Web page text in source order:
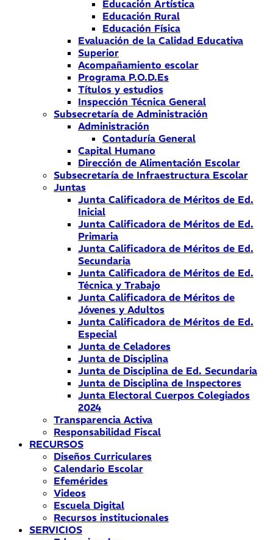
Educación Artística
Educación Rural
Educación Física
Evaluación de la Calidad Educativa
Superior
Acompañamiento escolar
Programa P.O.D.Es
Títulos y estudios
Inspección Técnica General
Subsecretaría de Administración
Administración
Contaduría General
Capital Humano
Dirección de Alimentación Escolar
Subsecretaría de Infraestructura Escolar
Juntas
Junta Calificadora de Méritos de Ed.
Inicial
Junta Calificadora de Méritos de Ed.
Primaria
Junta Calificadora de Méritos de Ed.
Secundaria
Junta Calificadora de Méritos de Ed.
Técnica y Trabajo
Junta Calificadora de Méritos de
Jóvenes y Adultos
Junta Calificadora de Méritos de Ed.
Especial
Junta de Celadores
Junta de Disciplina
Junta de Disciplina de Ed. Secundaria
Junta de Disciplina de Inspectores
Junta Electoral Cuerpos Colegiados
2024
Transparencia Activa
Responsabilidad Fiscal
RECURSOS
Diseños Curriculares
Calendario Escolar
Efemérides
Videos
Escuela Digital
Recursos institucionales
SERVICIOS